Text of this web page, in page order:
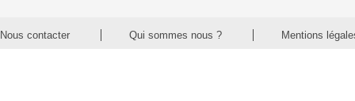
Nous contacter Qui sommes nous ? Mentions